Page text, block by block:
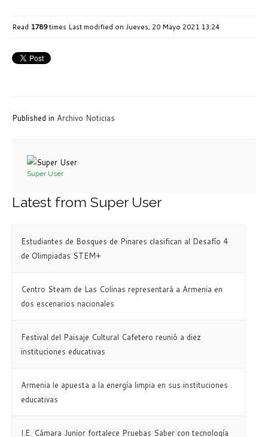
Read 1789times Last modified on Jueves, 20 Mayo 2021 13:24
Published in Archivo Noticias
Super User
Latest from Super User
Estudiantes de Bosques de Pinares clasifican al Desafío 4
de Olimpiadas STEM+
Centro Steam de Las Colinas representará a Armenia en
dos escenarios nacionales
Festival del Paisaje Cultural Cafetero reunió a diez
instituciones educativas
Armenia le apuesta a la energía limpia en sus instituciones
educativas
I.E. Cámara Junior fortalece Pruebas Saber con tecnología